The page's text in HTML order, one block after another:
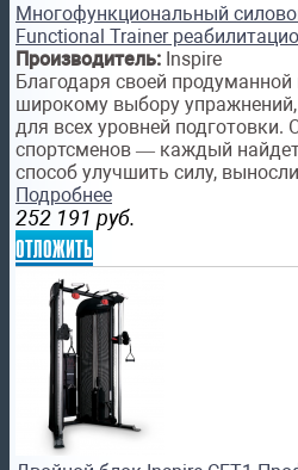
Многофункциональный
Functional Trainer
Производитель: Inspire
Благодаря своей продуманной
широкому выбору упражнений,
для всех уровней
спортсменов — каждый
способ улучшить силу,
Подробнее
252 191 руб.
отложить